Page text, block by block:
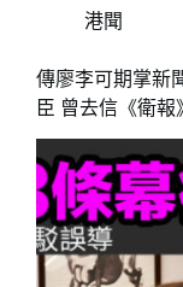
港聞
傳廖李可期掌新
臣 曾去信《衛報